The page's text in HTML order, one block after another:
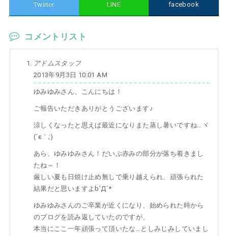
Twiiter LINE facebook
コメントリスト
アドムスタッフ
2013年9月3日 10:01 AM
ゆみゆみさん、こんにちは！
ご報告いただきありがとうございます♪
涼しくなったと思えば最近になりまた蒸し暑いですね…ヾ
(´ε｀;)ゝ
あら、ゆみゆみさん！だいぶ赤みの部分が落ち着きまし
たね～！
厳しい夏も日焼け止め無しで乗り越えられ、頑張られた
結果だと思いますよb’Д`*
ゆみゆみさんのご卒業が近くになり、始められた時から
のブログを読み返していたのですが、
本当にここ一年頑張って頂いたな…としみじみしていまし